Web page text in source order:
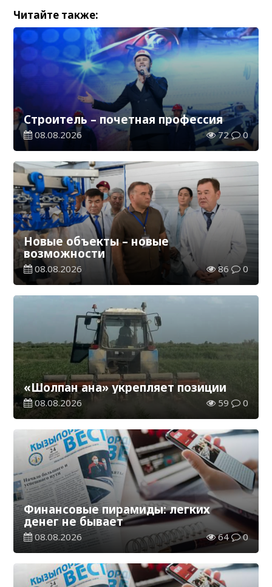
Читайте также:
Строитель – почетная профессия
08.08.2026 72 0
Новые объекты – новые
возможности
08.08.2026 86 0
«Шолпан ана» укрепляет позиции
08.08.2026 59 0
Финансовые пирамиды: легких
денег не бывает
08.08.2026 64 0